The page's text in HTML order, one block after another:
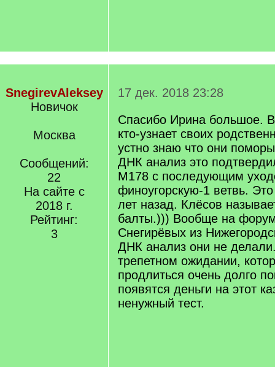
SnegirevAleksey
Новичок
Москва
Сообщений:
22
На сайте с
2018 г.
Рейтинг:
3
17 дек. 2018 23:28
Спасибо Ирина большое.
кто-узнает своих
устно знаю что они
ДНК анализ это
M178 с последующим
финоугорскую-1 ветвь.
лет назад. Клёсов
балты.))) Вообще на
Снегирёвых из
ДНК анализ они не
трепетном ожидании,
продлиться очень долго
появятся деньги на этот
ненужный тест.